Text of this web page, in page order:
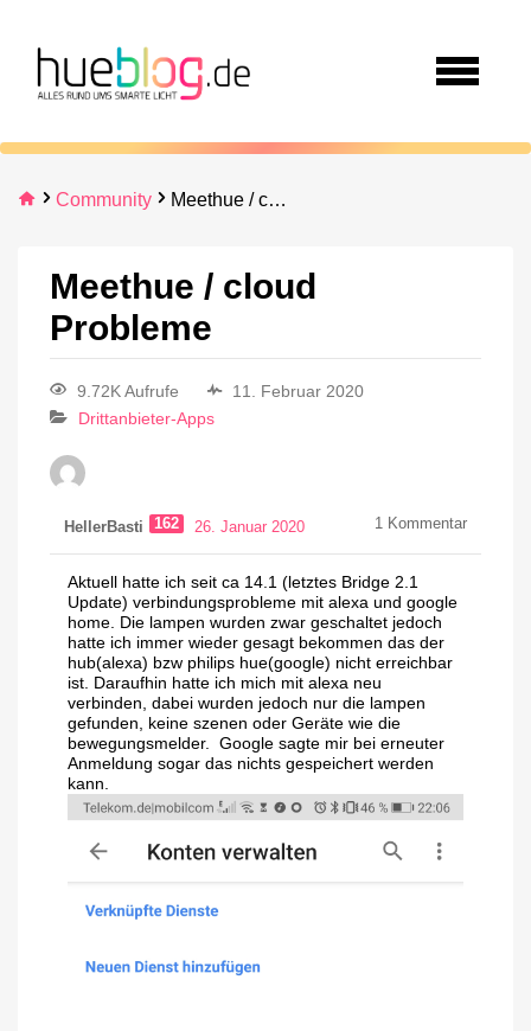
Community Meethue / cloud Probleme
Meethue / cloud
Probleme
9.72K Aufrufe
11. Februar 2020
Drittanbieter-Apps
HellerBasti 162 26. Januar 2020 1 Kommentar
Aktuell hatte ich seit ca 14.1 (letztes Bridge 2.1
Update) verbindungsprobleme mit alexa und google
home. Die lampen wurden zwar geschaltet jedoch
hatte ich immer wieder gesagt bekommen das der
hub(alexa) bzw philips hue(google) nicht erreichbar
ist. Daraufhin hatte ich mich mit alexa neu
verbinden, dabei wurden jedoch nur die lampen
gefunden, keine szenen oder Geräte wie die
bewegungsmelder. Google sagte mir bei erneuter
Anmeldung sogar das nichts gespeichert werden
kann.